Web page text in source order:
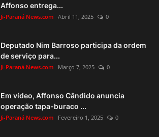
Affonso entrega...
Ji-Paraná News.com Abril 11, 2025 0
Deputado Nim Barroso participa da ordem
de serviço para...
Ji-Paraná News.com Março 7, 2025 0
Em vídeo, Affonso Cândido anuncia
operação tapa-buraco ...
Ji-Paraná News.com Fevereiro 1, 2025 0